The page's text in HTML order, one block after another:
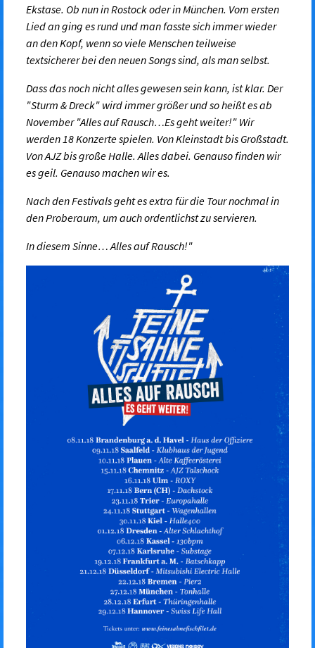
Ekstase. Ob nun in Rostock oder in München. Vom ersten
Lied an ging es rund und man fasste sich immer wieder
an den Kopf, wenn so viele Menschen teilweise
textsicherer bei den neuen Songs sind, als man selbst.
Dass das noch nicht alles gewesen sein kann, ist klar. Der
"Sturm & Dreck" wird immer größer und so heißt es ab
November "Alles auf Rausch…Es geht weiter!" Wir
werden 18 Konzerte spielen. Von Kleinstadt bis Großstadt.
Von AJZ bis große Halle. Alles dabei. Genauso finden wir
es geil. Genauso machen wir es.
Nach den Festivals geht es extra für die Tour nochmal in
den Proberaum, um auch ordentlichst zu servieren.
In diesem Sinne… Alles auf Rausch!"